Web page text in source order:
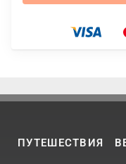
ПУТЕШЕСТВИЯ